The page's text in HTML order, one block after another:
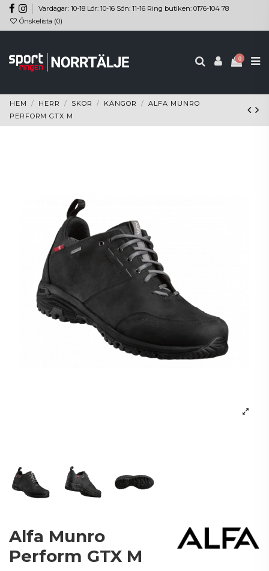
Vardagar: 10-18 Lör: 10-16 Sön: 11-16 Ring butiken: 0176-104 78
Önskelista (0)
0
HEM HERR SKOR KÄNGOR
ALFA MUNRO
PERFORM GTX M
Alfa Munro
Perform GTX M